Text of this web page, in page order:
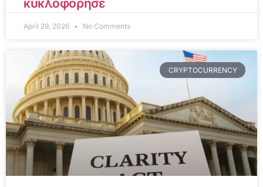
κυκλοφόρησε
April 29, 2026 No Comments
CRYPTOCURRENCY